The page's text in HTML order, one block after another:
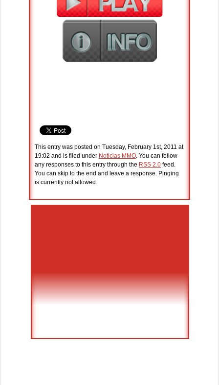
This entry was posted on Tuesday, February 1st, 2011 at
19:02 and is filed under Noticias MMO. You can follow
any responses to this entry through the RSS 2.0 feed.
You can skip to the end and leave a response. Pinging
is currently not allowed.